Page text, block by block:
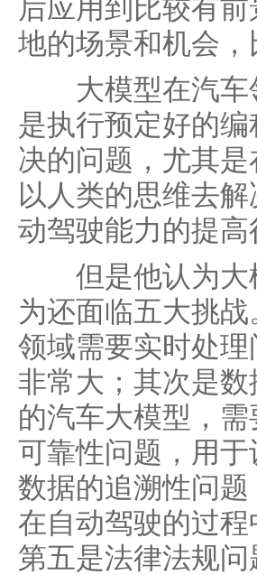
后应用到比较有
地的场景和机会
大模型在汽车
是执行预定好的
决的问题，尤其
以人类的思维去
动驾驶能力的提高
但是他认为大
为还面临五大挑
领域需要实时处
非常大；其次是
的汽车大模型，
可靠性问题，用
数据的追溯性问
在自动驾驶的过
第五是法律法规